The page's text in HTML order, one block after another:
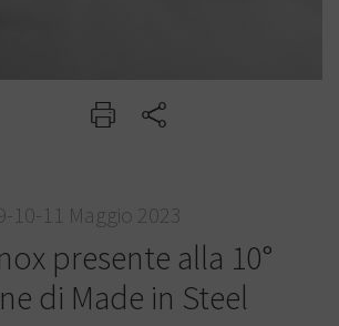
10-11 Maggio 2023
presente alla 10°
di Made in Steel